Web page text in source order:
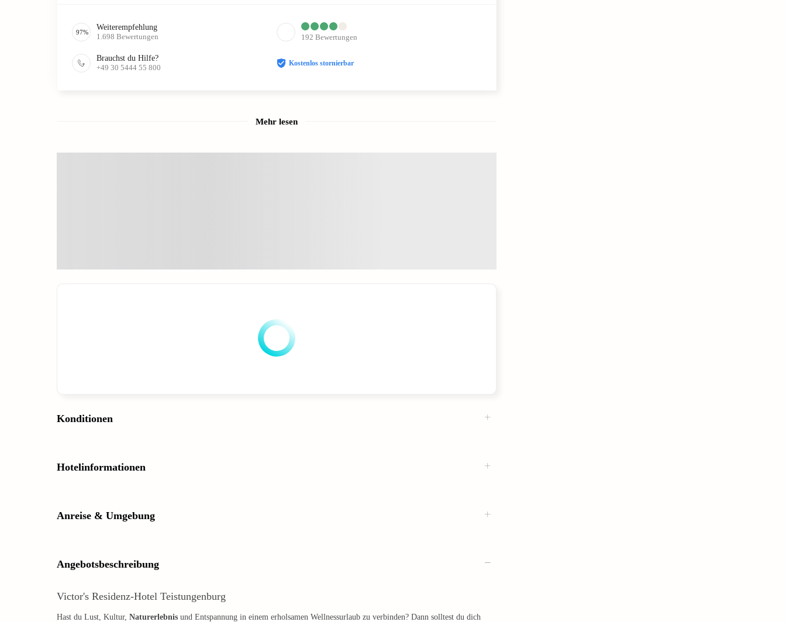
97%
Weiterempfehlung
1.698 Bewertungen 192 Bewertungen
Brauchst du Hilfe?
+49 30 5444 55 800
Kostenlos stornierbar
Mehr lesen
Konditionen
Hotelinformationen
Anreise & Umgebung
Angebotsbeschreibung
Victor's Residenz-Hotel Teistungenburg
Hast du Lust, Kultur, Naturerlebnis und Entspannung in einem erholsamen Wellnessurlaub zu verbinden? Dann solltest du dich